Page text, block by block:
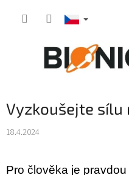
Vyzkoušejte sílu
18.4.2024
Pro člověka je